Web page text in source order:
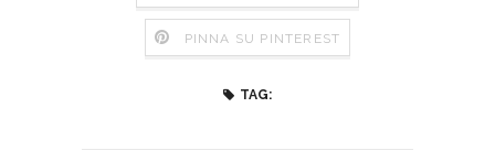
PINNA SU PINTEREST
TAG: